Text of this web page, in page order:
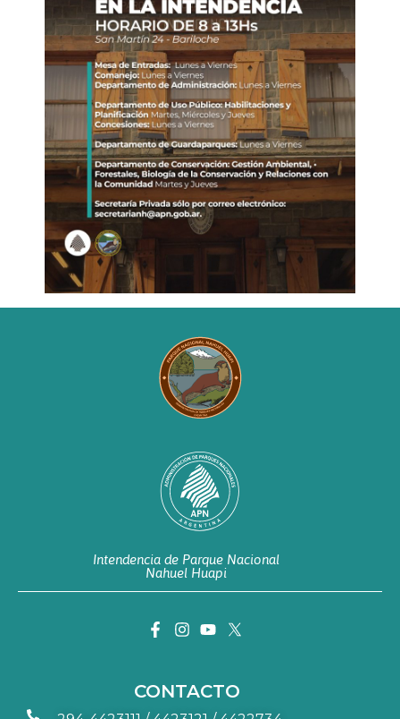
Intendencia de Parque Nacional
Nahuel Huapi
CONTACTO